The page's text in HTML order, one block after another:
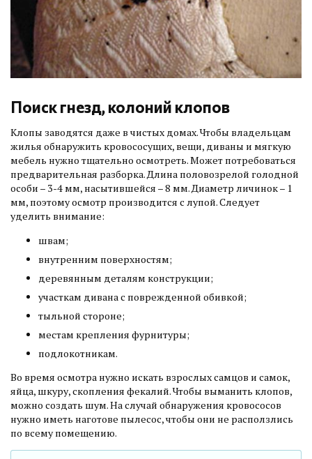
Поиск гнезд, колоний клопов
Клопы заводятся даже в чистых домах. Чтобы владельцам
жилья обнаружить кровососущих, вещи, диваны и мягкую
мебель нужно тщательно осмотреть. Может потребоваться
предварительная разборка. Длина половозрелой голодной
особи – 3-4 мм, насытившейся – 8 мм. Диаметр личинок – 1
мм, поэтому осмотр производится с лупой. Следует
уделить внимание:
швам;
внутренним поверхностям;
деревянным деталям конструкции;
участкам дивана с поврежденной обивкой;
тыльной стороне;
местам крепления фурнитуры;
подлокотникам.
Во время осмотра нужно искать взрослых самцов и самок,
яйца, шкуру, скопления фекалий. Чтобы выманить клопов,
можно создать шум. На случай обнаружения кровососов
нужно иметь наготове пылесос, чтобы они не расползлись
по всему помещению.